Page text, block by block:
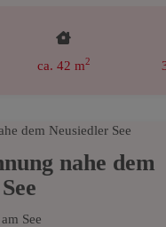
ca. 42 m2
nahe dem
See